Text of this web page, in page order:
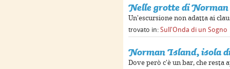
Nelle grotte di
Un'escursione non adatta ai
trovato in: Sull'Onda di un Sogno
Norman Island, isola
Dove però c'è un bar, che